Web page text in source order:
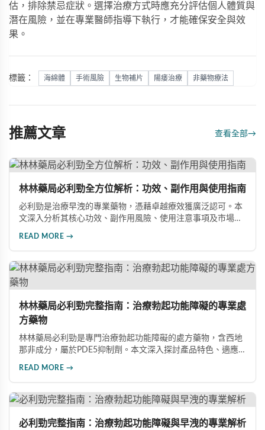
估，排除禁忌症狀。選擇治療方式時應充分評估個人體質與
潛在風險，並在專業醫師指導下執行，才能確保安全與效
果。
標籤： 海綿體 手術風險 生物補片 陽痿治療 非藥物療法
推薦文章 查看全部→
林林藥局必利勁全方位解析：功效、副作用與使用指南
必利勁是治療早洩的專業藥物，憑藉卓越療效獲廣泛認可。本
文深入分析其核心功效、副作用風險、使用注意事項及市場發
READ MORE →
林林藥局必利勁完整指南：治療勃起功能障礙的專業處
方藥物
林林藥局必利勁是專門治療勃起功能障礙的處方藥物，含西地
那非成分，屬於PDE5抑制劑。本文深入探討產品特色、適應
READ MORE →
必利勁完整指南：治療勃起功能障礙與早洩的專業解析